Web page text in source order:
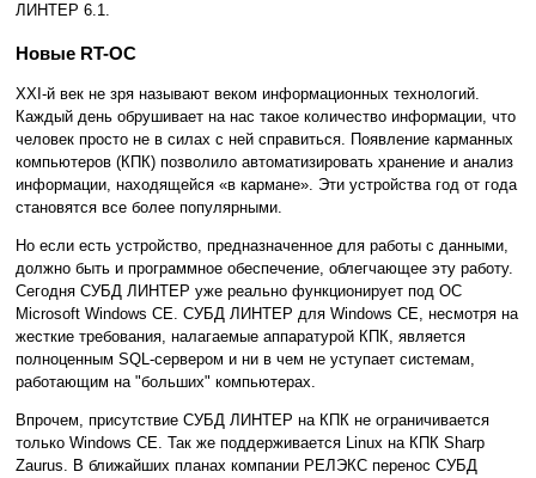
ЛИНТЕР 6.1.
Новые RT-OC
XXI-й век не зря называют веком информационных технологий.
Каждый день обрушивает на нас такое количество информации, что
человек просто не в силах с ней справиться. Появление карманных
компьютеров (КПК) позволило автоматизировать хранение и анализ
информации, находящейся «в кармане». Эти устройства год от года
становятся все более популярными.
Но если есть устройство, предназначенное для работы с данными,
должно быть и программное обеспечение, облегчающее эту работу.
Сегодня СУБД ЛИНТЕР уже реально функционирует под ОС
Microsoft Windows CE. СУБД ЛИНТЕР для Windows CE, несмотря на
жесткие требования, налагаемые аппаратурой КПК, является
полноценным SQL-сервером и ни в чем не уступает системам,
работающим на "больших" компьютерах.
Впрочем, присутствие СУБД ЛИНТЕР на КПК не ограничивается
только Windows CE. Так же поддерживается Linux на КПК Sharp
Zaurus. В ближайших планах компании РЕЛЭКС перенос СУБД